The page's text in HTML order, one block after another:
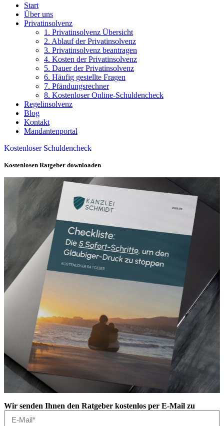
Start
Über uns
Privatinsolvenz
1. Privatinsolvenz Übersicht
2. Ablauf der Privatinsolvenz
3. Privatinsolvenz beantragen
4. Kosten der Privatinsolvenz
5. Dauer der Privatinsolvenz
6. Häufig gestellte Fragen
7. Pfändungsrechner
8. Kostenloser Online-Schuldencheck
Regelinsolvenz
Blog
Kontakt
Mandantenportal
Kostenloser Schuldencheck
Kostenlosen Ratgeber downloaden
Wir senden Ihnen den Ratgeber kostenlos per E-Mail zu